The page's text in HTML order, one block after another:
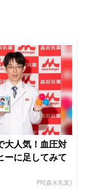
大人気！血圧対
ーに足してみて
PR(森永乳業)